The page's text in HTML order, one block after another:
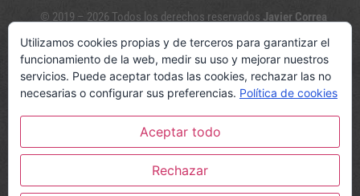
© 2019 – 2026 Todos los derechos reservados Javier Correa
Sígueme en las redes sociales
© www.javiercorreaescritor.com
Política de privacidad y Aviso legal
|Opiniones Círculo Rojo Editorial|Diseño web
Utilizamos cookies propias y de terceros para garantizar el
funcionamiento de la web, medir su uso y mejorar nuestros
servicios. Puede aceptar todas las cookies, rechazar las no
necesarias o configurar sus preferencias. Política de cookies
Aceptar todo
Rechazar